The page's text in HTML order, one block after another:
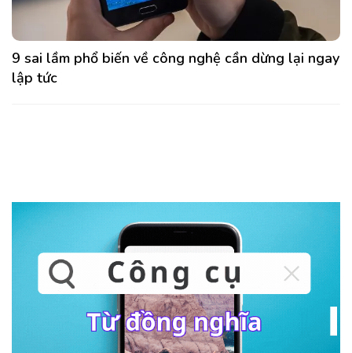
9 sai lầm phổ biến về công nghệ cần dừng lại ngay
lập tức